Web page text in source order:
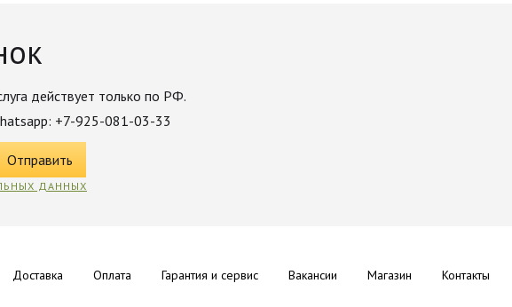
действует только по РФ.
+7-925-081-03-33
ДАННЫХ
Доставка Оплата Гарантия и сервис Вакансии Магазин Контакты